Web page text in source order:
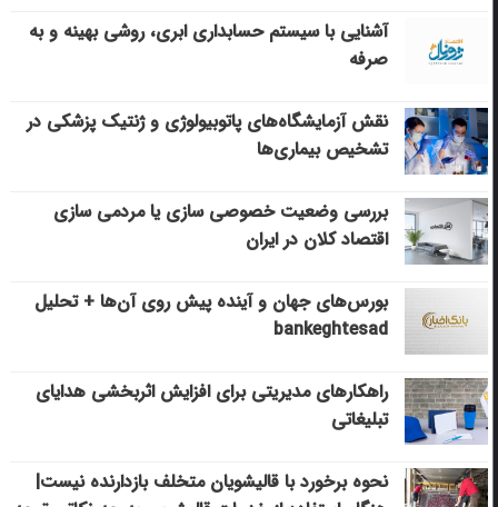
آشنایی با سیستم حسابداری ابری، روشی بهینه و به
صرفه
نقش آزمایشگاه‌های پاتوبیولوژی و ژنتیک پزشکی در
تشخیص بیماری‌ها
بررسی وضعیت خصوصی سازی یا مردمی سازی
اقتصاد کلان در ایران
بورس‌های جهان و آینده پیش روی آن‌ها + تحلیل
bankeghtesad
راهکارهای مدیریتی برای افزایش اثربخشی هدایای
تبلیغاتی
نحوه برخورد با قالیشویان متخلف بازدارنده نیست|